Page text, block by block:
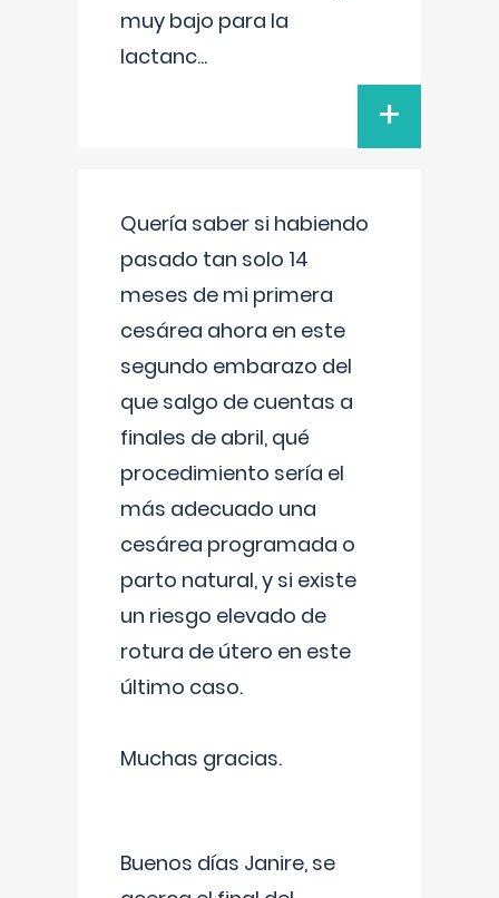
muy bajo para la
lactanc...
+
Quería saber si habiendo
pasado tan solo 14
meses de mi primera
cesárea ahora en este
segundo embarazo del
que salgo de cuentas a
finales de abril, qué
procedimiento sería el
más adecuado una
cesárea programada o
parto natural, y si existe
un riesgo elevado de
rotura de útero en este
último caso.
Muchas gracias.
Buenos días Janire, se